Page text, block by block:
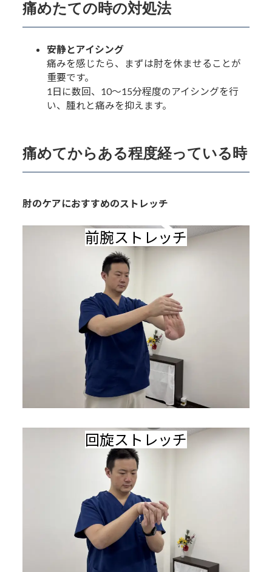
痛めたての時の対処法
安静とアイシング
痛みを感じたら、まずは肘を休ませることが
重要です。
1日に数回、10～15分程度のアイシングを行
い、腫れと痛みを抑えます。
痛めてからある程度経っている時
肘のケアにおすすめのストレッチ
前腕ストレッチ
回旋ストレッチ